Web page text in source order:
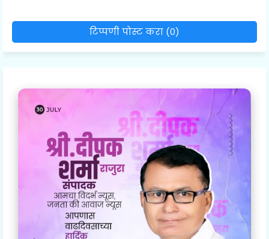
टिप्पणी पोस्ट करा (0)